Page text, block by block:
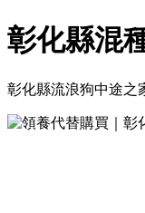
彰化縣混
彰化縣流浪狗中途之